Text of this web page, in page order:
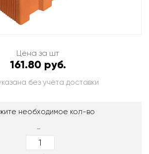
Цена за шт
161.80 руб.
без учёта доставки
необходимое кол-во
-